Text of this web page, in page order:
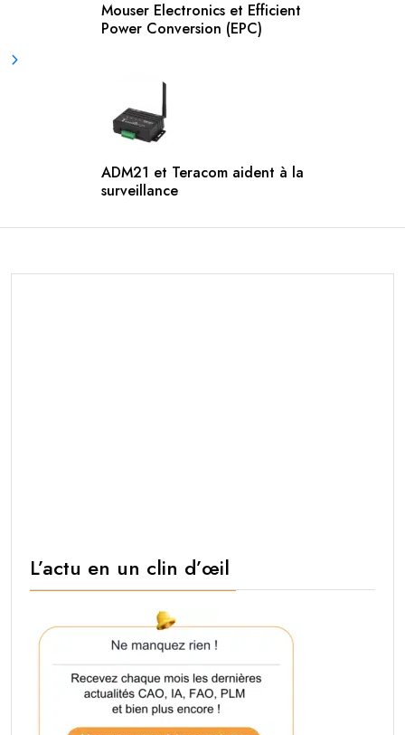
Mouser Electronics et Efficient
Power Conversion (EPC)
ADM21 et Teracom aident à la
surveillance
L’actu en un clin d’œil